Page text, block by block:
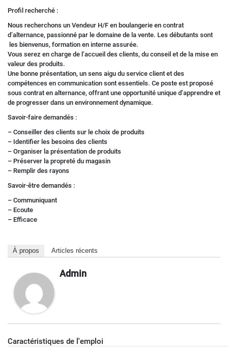
Profil recherché :
Nous recherchons un Vendeur H/F en boulangerie en contrat
d’alternance, passionné par le domaine de la vente. Les débutants sont
les bienvenus, formation en interne assurée.
Vous serez en charge de l’accueil des clients, du conseil et de la mise en
valeur des produits.
Une bonne présentation, un sens aigu du service client et des
compétences en communication sont essentiels. Ce poste est proposé
sous contrat en alternance, offrant une opportunité unique d’apprendre et
de progresser dans un environnement dynamique.
Savoir-faire demandés :
– Conseiller des clients sur le choix de produits
– Identifier les besoins des clients
– Organiser la présentation de produits
– Préserver la propreté du magasin
– Remplir des rayons
Savoir-être demandés :
– Communiquant
– Ecoute
– Efficace
À propos Articles récents
Admin
Caractéristiques de l'emploi